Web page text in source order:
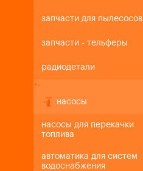
запчасти для пылесосов
запчасти - тельферы
радиодетали
+-
насосы
насосы для перекачки
топлива
автоматика для систем
водоснабжения